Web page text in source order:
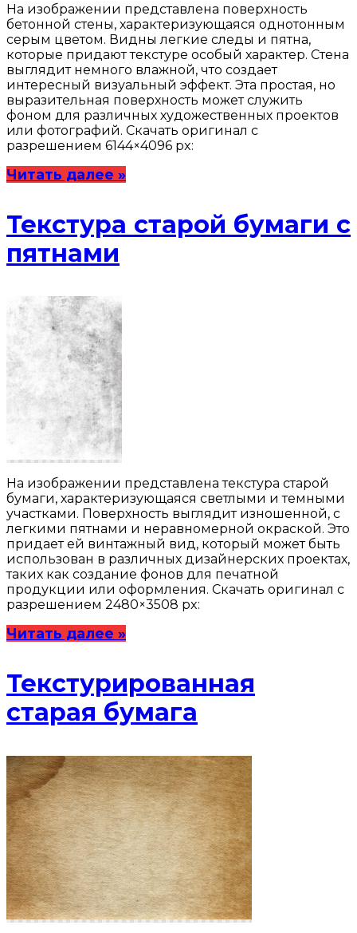
На изображении представлена поверхность
бетонной стены, характеризующаяся однотонным
серым цветом. Видны легкие следы и пятна,
которые придают текстуре особый характер. Стена
выглядит немного влажной, что создает
интересный визуальный эффект. Эта простая, но
выразительная поверхность может служить
фоном для различных художественных проектов
или фотографий. Скачать оригинал с
разрешением 6144×4096 px:
Читать далее »
Текстура старой бумаги с
пятнами
На изображении представлена текстура старой
бумаги, характеризующаяся светлыми и темными
участками. Поверхность выглядит изношенной, с
легкими пятнами и неравномерной окраской. Это
придает ей винтажный вид, который может быть
использован в различных дизайнерских проектах,
таких как создание фонов для печатной
продукции или оформления. Скачать оригинал с
разрешением 2480×3508 px:
Читать далее »
Текстурированная
старая бумага